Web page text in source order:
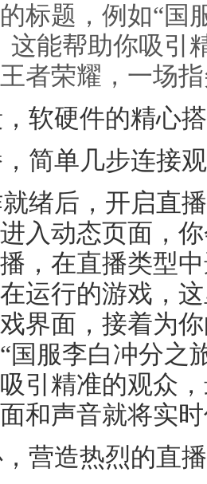
标题，例如“国
这能帮助你吸引
者荣耀，一场
软硬件的精心
简单几步连接
绪后，开启直
入动态页面，
，在直播类型
运行的游戏，
界面，接着为
国服李白冲分之
引精准的观众
和声音就将实
营造热烈的直